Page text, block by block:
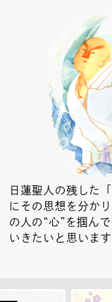
日蓮聖人の残した
にその思想を分か
の人の“心”を掴ん
いきたいと思います